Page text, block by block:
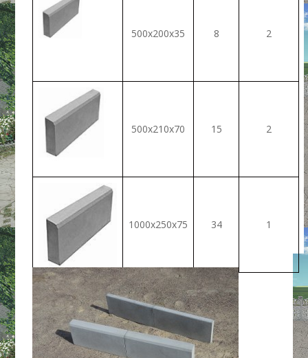
500х200х35 8 2
500х210х70 15 2
1000х250х75 34 1